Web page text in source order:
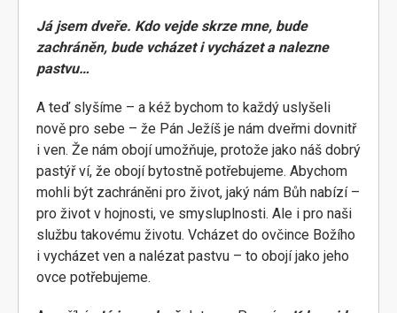
Já jsem dveře. Kdo vejde skrze mne, bude
zachráněn, bude vcházet i vycházet a nalezne
pastvu…
A teď slyšíme – a kéž bychom to každý uslyšeli
nově pro sebe – že Pán Ježíš je nám dveřmi dovnitř
i ven. Že nám obojí umožňuje, protože jako náš dobrý
pastýř ví, že obojí bytostně potřebujeme. Abychom
mohli být zachráněni pro život, jaký nám Bůh nabízí –
pro život v hojnosti, ve smysluplnosti. Ale i pro naši
službu takovému životu. Vcházet do ovčince Božího
i vycházet ven a nalézat pastvu – to obojí jako jeho
ovce potřebujeme.